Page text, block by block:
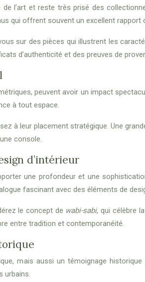
de l’art et reste très prisé des
qui offrent souvent un excellent rapport
sur des pièces qui illustrent les
d’authenticité et des preuves de
peuvent avoir un impact
à tout espace.
à leur placement stratégique. Une
console.
d’intérieur
une profondeur et une
fascinant avec des éléments de
le concept de wabi-sabi, qui célèbre
entre tradition et contemporanéité.
mais aussi un témoignage
urbains.